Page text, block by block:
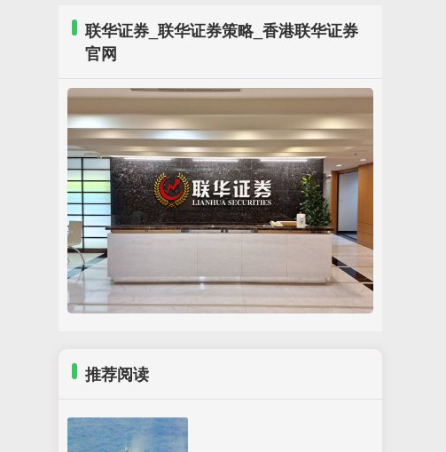
联华证券_联华证券策略_香港联华证券
官网
推荐阅读